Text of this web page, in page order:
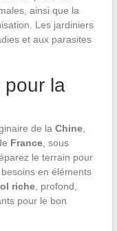
ainsi que la
Les jardiniers
et aux parasites
pour la
de la Chine,
France, sous
le terrain pour
en éléments
riche, profond,
pour le bon